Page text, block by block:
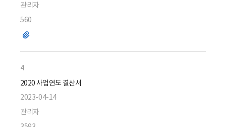
관리자
560
파
4
2020 사업연도 결산서
2023-04-14
관리자